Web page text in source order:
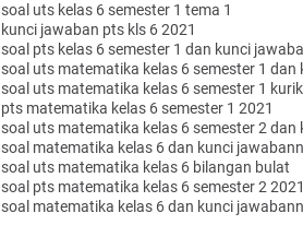
soal uts kelas 6 semester 1 tema 1
kunci jawaban pts kls 6 2021
soal pts kelas 6 semester 1 dan kunci
soal uts matematika kelas 6 semester 1 dan
soal uts matematika kelas 6 semester 1
pts matematika kelas 6 semester 1 2021
soal uts matematika kelas 6 semester 2 dan
soal matematika kelas 6 dan kunci
soal uts matematika kelas 6 bilangan bulat
soal pts matematika kelas 6 semester 2 2021
soal matematika kelas 6 dan kunci